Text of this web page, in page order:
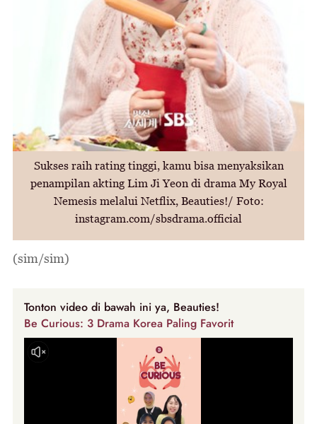
Sukses raih rating tinggi, kamu bisa menyaksikan
penampilan akting Lim Ji Yeon di drama My Royal
Nemesis melalui Netflix, Beauties!/ Foto:
instagram.com/sbsdrama.official
(sim/sim)
Tonton video di bawah ini ya, Beauties!
Be Curious: 3 Drama Korea Paling Favorit